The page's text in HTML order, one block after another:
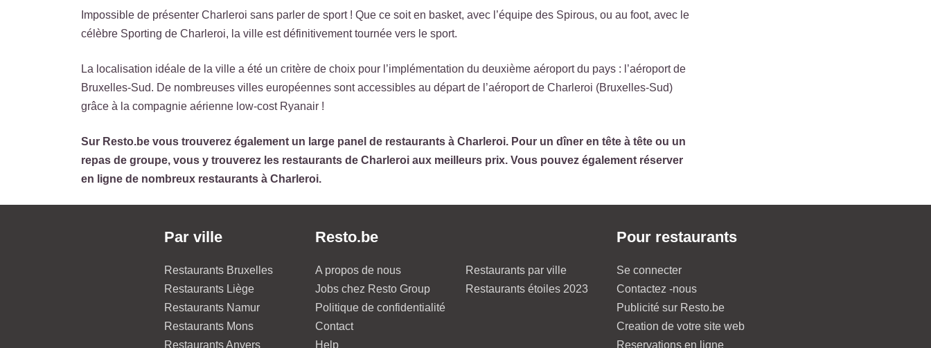
Impossible de présenter Charleroi sans parler de sport ! Que ce soit en basket, avec l’équipe des Spirous, ou au foot, avec le
célèbre Sporting de Charleroi, la ville est définitivement tournée vers le sport.
La localisation idéale de la ville a été un critère de choix pour l’implémentation du deuxième aéroport du pays : l’aéroport de
Bruxelles-Sud. De nombreuses villes européennes sont accessibles au départ de l’aéroport de Charleroi (Bruxelles-Sud)
grâce à la compagnie aérienne low-cost Ryanair !
Sur Resto.be vous trouverez également un large panel de restaurants à Charleroi. Pour un dîner en tête à tête ou un
repas de groupe, vous y trouverez les restaurants de Charleroi aux meilleurs prix. Vous pouvez également réserver
en ligne de nombreux restaurants à Charleroi.
Par ville
Restaurants Bruxelles
Restaurants Liège
Restaurants Namur
Restaurants Mons
Restaurants Anvers
Resto.be
A propos de nous
Jobs chez Resto Group
Politique de confidentialité
Contact
Help
Restaurants par ville
Restaurants étoiles 2023
Pour restaurants
Se connecter
Contactez -nous
Publicité sur Resto.be
Creation de votre site web
Reservations en ligne